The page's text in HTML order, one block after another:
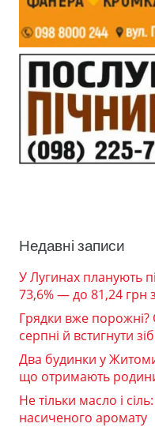
Недавні записи
У Лугинах планують
73,6% — до 81,24 грн
Грядки вже
серпні й встигнути
Два будинки у
що отримають
Не тільки масло і
насиченого аромату